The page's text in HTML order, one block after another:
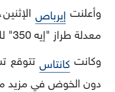
وأعلنت إيرباص
معدلة طراز "إيه 350" للمسافات الطويلة للغاية، حتى أبريل 2027.
وكانت كانتاس
دون الخوض في مزيد